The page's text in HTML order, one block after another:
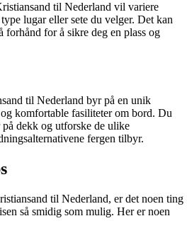
til Nederland vil variere
lugar eller sete du velger. Det kan
forhånd for å sikre deg en plass og
til Nederland byr på en unik
komfortable fasiliteter om bord. Du
dekk og utforske de ulike
fergen tilbyr.
til Nederland, er det noen ting
så smidig som mulig. Her er noen